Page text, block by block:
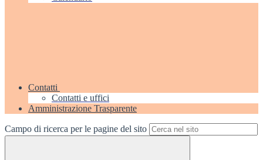
Contatti
Contatti e uffici
Amministrazione Trasparente
Campo di ricerca per le pagine del sito